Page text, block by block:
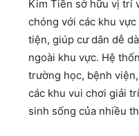
Kim Tiền sở hữu vị trí
chóng với các khu
tiện, giúp cư dân dễ
ngoài khu vực. Hệ
trường học, bệnh
các khu vui chơi giải
sinh sống của nhiều